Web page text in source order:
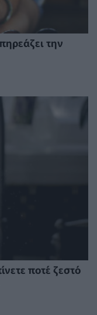
την
ποτέ ζεστό